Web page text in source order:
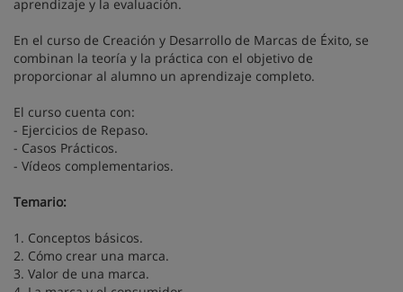
aprendizaje y la evaluación.
En el curso de Creación y Desarrollo de Marcas de Éxito, se
combinan la teoría y la práctica con el objetivo de
proporcionar al alumno un aprendizaje completo.
El curso cuenta con:
- Ejercicios de Repaso.
- Casos Prácticos.
- Vídeos complementarios.
Temario:
1. Conceptos básicos.
2. Cómo crear una marca.
3. Valor de una marca.